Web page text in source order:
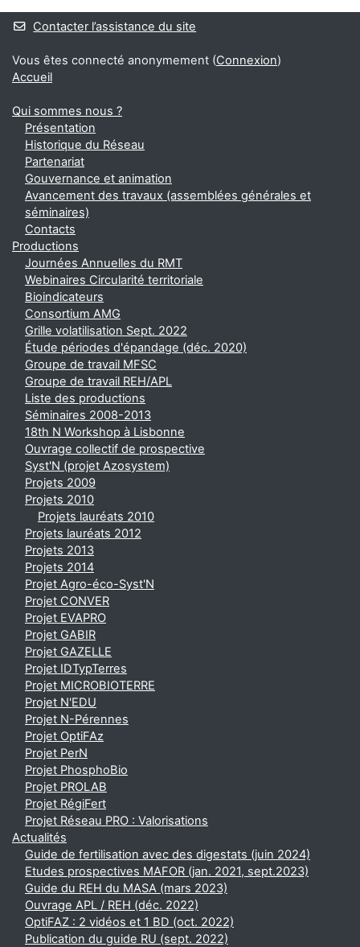
Blocs
Contacter l’assistance du site
Vous êtes connecté anonymement (Connexion)
Accueil
Qui sommes nous ?
Présentation
Historique du Réseau
Partenariat
Gouvernance et animation
Avancement des travaux (assemblées générales et
séminaires)
Contacts
Productions
Journées Annuelles du RMT
Webinaires Circularité territoriale
Bioindicateurs
Consortium AMG
Grille volatilisation Sept. 2022
Étude périodes d'épandage (déc. 2020)
Groupe de travail MFSC
Groupe de travail REH/APL
Liste des productions
Séminaires 2008-2013
18th N Workshop à Lisbonne
Ouvrage collectif de prospective
Syst'N (projet Azosystem)
Projets 2009
Projets 2010
Projets lauréats 2010
Projets lauréats 2012
Projets 2013
Projets 2014
Projet Agro-éco-Syst'N
Projet CONVER
Projet EVAPRO
Projet GABIR
Projet GAZELLE
Projet IDTypTerres
Projet MICROBIOTERRE
Projet N'EDU
Projet N-Pérennes
Projet OptiFAz
Projet PerN
Projet PhosphoBio
Projet PROLAB
Projet RégiFert
Projet Réseau PRO : Valorisations
Actualités
Guide de fertilisation avec des digestats (juin 2024)
Etudes prospectives MAFOR (jan. 2021, sept.2023)
Guide du REH du MASA (mars 2023)
Ouvrage APL / REH (déc. 2022)
OptiFAZ : 2 vidéos et 1 BD (oct. 2022)
Publication du guide RU (sept. 2022)